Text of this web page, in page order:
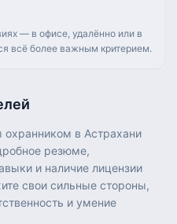
— в офисе, удалённо или в
всё более важным критерием.
охранником в Астрахани
резюме,
и наличие лицензии
свои сильные стороны,
и умение